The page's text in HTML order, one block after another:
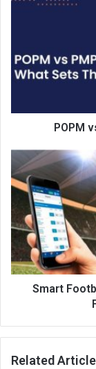
POPM
Smart
Related